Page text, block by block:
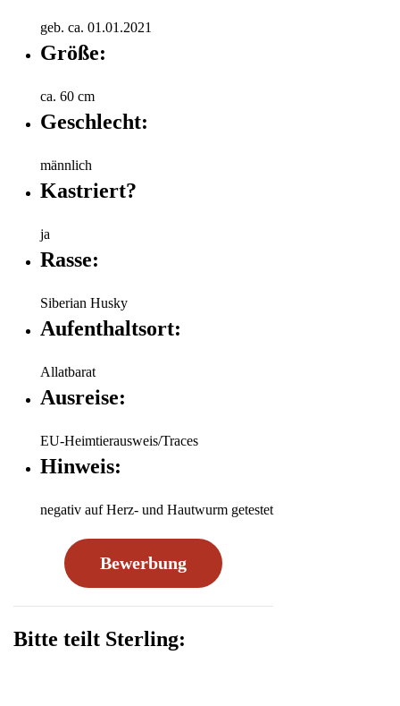
geb. ca. 01.01.2021
Größe:
ca. 60 cm
Geschlecht:
männlich
Kastriert?
ja
Rasse:
Siberian Husky
Aufenthaltsort:
Allatbarat
Ausreise:
EU-Heimtierausweis/Traces
Hinweis:
negativ auf Herz- und Hautwurm getestet
Bewerbung
Bitte teilt Sterling: